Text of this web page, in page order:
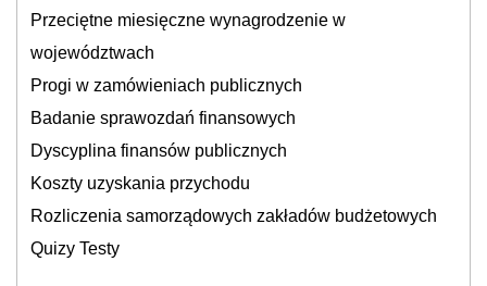
Przeciętne miesięczne wynagrodzenie w
województwach
Progi w zamówieniach publicznych
Badanie sprawozdań finansowych
Dyscyplina finansów publicznych
Koszty uzyskania przychodu
Rozliczenia samorządowych zakładów budżetowych
Quizy Testy